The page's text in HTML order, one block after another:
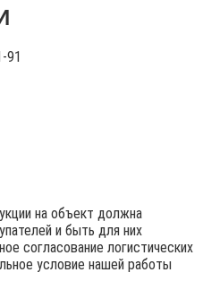
91
на объект должна
и быть для них
согласование логистических
условие нашей работы